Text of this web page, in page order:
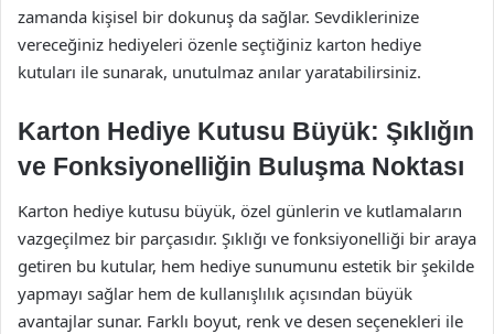
zamanda kişisel bir dokunuş da sağlar. Sevdiklerinize
vereceğiniz hediyeleri özenle seçtiğiniz karton hediye
kutuları ile sunarak, unutulmaz anılar yaratabilirsiniz.
Karton Hediye Kutusu Büyük: Şıklığın
ve Fonksiyonelliğin Buluşma Noktası
Karton hediye kutusu büyük, özel günlerin ve kutlamaların
vazgeçilmez bir parçasıdır. Şıklığı ve fonksiyonelliği bir araya
getiren bu kutular, hem hediye sunumunu estetik bir şekilde
yapmayı sağlar hem de kullanışlılık açısından büyük
avantajlar sunar. Farklı boyut, renk ve desen seçenekleri ile